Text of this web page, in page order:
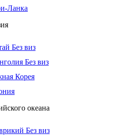
Ланка
Без виз
Без виз
Корея
океана
Без виз